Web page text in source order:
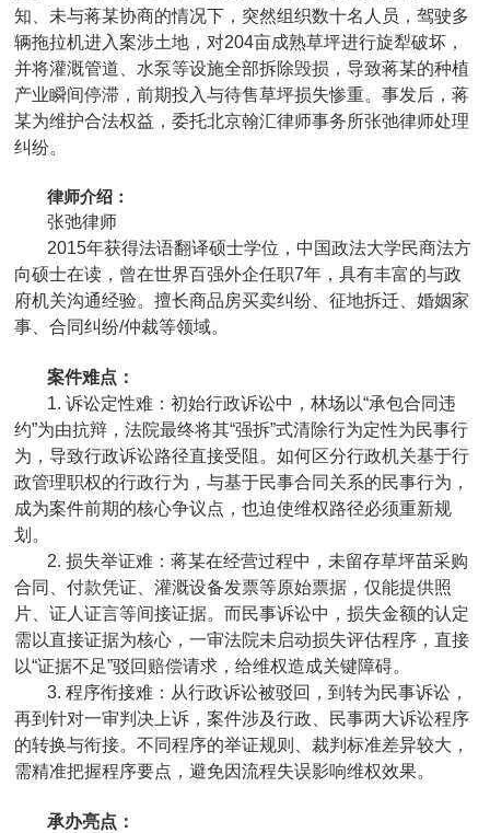
知、未与蒋某协商的情况下，突然组织数十名人员，驾驶多
辆拖拉机进入案涉土地，对204亩成熟草坪进行旋犁破坏，
并将灌溉管道、水泵等设施全部拆除毁损，导致蒋某的种植
产业瞬间停滞，前期投入与待售草坪损失惨重。事发后，蒋
某为维护合法权益，委托北京翰汇律师事务所张弛律师处理
纠纷。
律师介绍：
张弛律师
2015年获得法语翻译硕士学位，中国政法大学民商法方
向硕士在读，曾在世界百强外企任职7年，具有丰富的与政
府机关沟通经验。擅长商品房买卖纠纷、征地拆迁、婚姻家
事、合同纠纷/仲裁等领域。
案件难点：
1. 诉讼定性难：初始行政诉讼中，林场以“承包合同违
约”为由抗辩，法院最终将其“强拆”式清除行为定性为民事行
为，导致行政诉讼路径直接受阻。如何区分行政机关基于行
政管理职权的行政行为，与基于民事合同关系的民事行为，
成为案件前期的核心争议点，也迫使维权路径必须重新规
划。
2. 损失举证难：蒋某在经营过程中，未留存草坪苗采购
合同、付款凭证、灌溉设备发票等原始票据，仅能提供照
片、证人证言等间接证据。而民事诉讼中，损失金额的认定
需以直接证据为核心，一审法院未启动损失评估程序，直接
以“证据不足”驳回赔偿请求，给维权造成关键障碍。
3. 程序衔接难：从行政诉讼被驳回，到转为民事诉讼，
再到针对一审判决上诉，案件涉及行政、民事两大诉讼程序
的转换与衔接。不同程序的举证规则、裁判标准差异较大，
需精准把握程序要点，避免因流程失误影响维权效果。
承办亮点：